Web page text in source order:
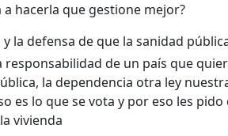
hacerla que gestione mejor?
la defensa de que la sanidad
de un país que
la dependencia otra ley
es lo que se vota y por eso les
vivienda